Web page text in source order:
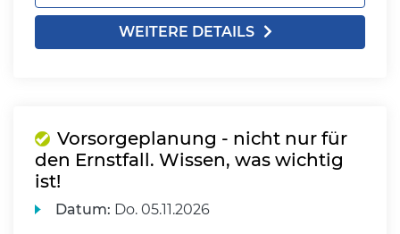
WEITERE DETAILS
Vorsorgeplanung - nicht nur für
den Ernstfall. Wissen, was wichtig
ist!
Datum: Do. 05.11.2026